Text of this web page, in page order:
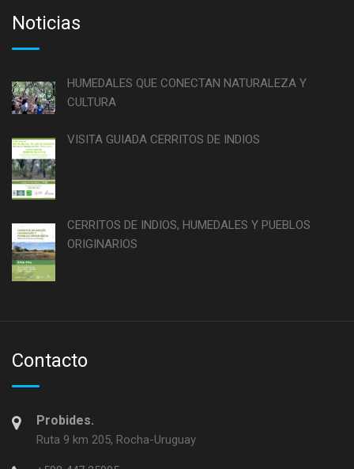
Noticias
HUMEDALES QUE CONECTAN NATURALEZA Y
CULTURA
VISITA GUIADA CERRITOS DE INDIOS
CERRITOS DE INDIOS, HUMEDALES Y PUEBLOS
ORIGINARIOS
Contacto
Probides.
Ruta 9 km 205, Rocha-Uruguay